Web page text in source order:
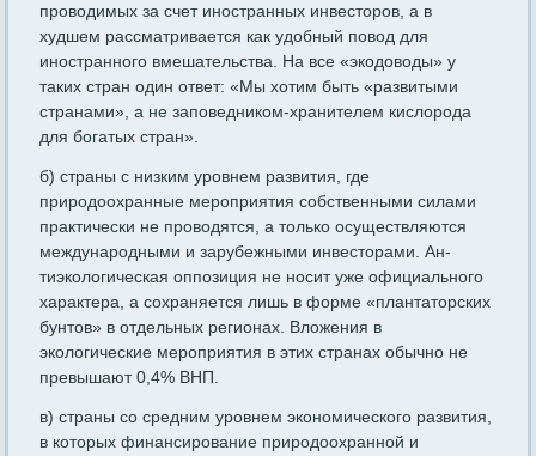
проводимых за счет иностранных инвесто­ров, а в
худшем рассматривается как удобный повод для
иностран­ного вмешательства. На все «экодоводы» у
таких стран один ответ: «Мы хотим быть «развитыми
странами», а не заповедником-храни­телем кислорода
для богатых стран».
б) страны с низким уровнем развития, где
природоохранные ме­роприятия собственными силами
практически не проводятся, а только осуществляются
международными и зарубежными инвесторами. Ан­
тиэкологическая оппозиция не носит уже официального
характера, а сохраняется лишь в форме «плантаторских
бунтов» в отдельных регионах. Вложения в
экологические мероприятия в этих странах обычно не
превышают 0,4% ВНП.
в) страны со средним уровнем экономического развития,
в кото­рых финансирование природоохранной и